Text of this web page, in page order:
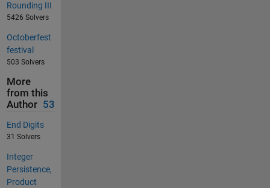
Rounding III
5426 Solvers
Octoberfest
festival
503 Solvers
More
from this
Author 53
End Digits
31 Solvers
Integer
Persistence,
Product